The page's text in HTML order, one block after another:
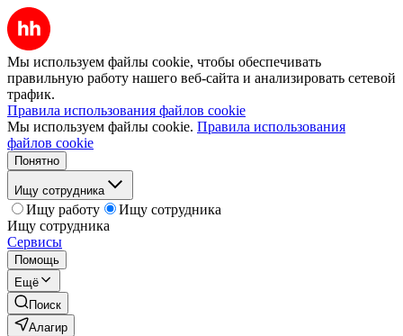
Мы используем файлы cookie, чтобы обеспечивать
правильную работу нашего веб-сайта и анализировать сетевой
трафик.
Правила использования файлов cookie
Мы используем файлы cookie. Правила использования
файлов cookie
Понятно
Ищу сотрудника
Ищу работу
Ищу сотрудника
Ищу сотрудника
Сервисы
Помощь
Ещё
Поиск
Алагир